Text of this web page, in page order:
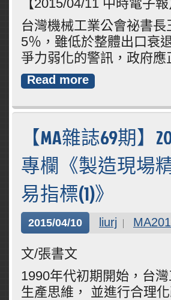
【2015/04/11 中時電子報
台灣機械工業公會祕書
5％，雖低於整體出口衰
爭力弱化的警訊，政府
Read more
【MA雜誌69期
專欄《製造現場
易指標(1)》
2015/04/10 liurj
文/張書文
1990年代初期開始，台
生產思維， 並進行合理